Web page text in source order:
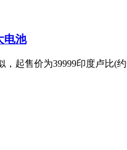
电池
起售价为39999印度卢比(